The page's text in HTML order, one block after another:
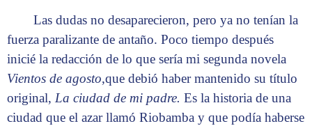
Las dudas no desaparecieron, pero ya no tenían la
fuerza paralizante de antaño. Poco tiempo después
inicié la redacción de lo que sería mi segunda novela
Vientos de agosto,que debió haber mantenido su título
original, La ciudad de mi padre. Es la historia de una
ciudad que el azar llamó Riobamba y que podía haberse